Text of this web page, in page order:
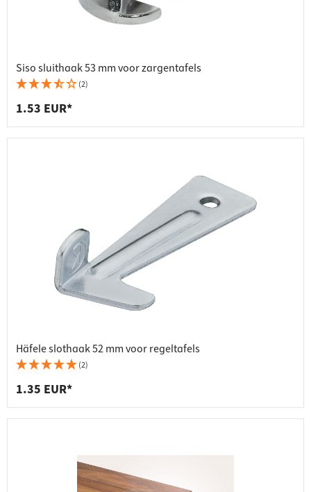
Siso sluithaak 53 mm voor zargentafels
(2)
1.53 EUR*
Häfele slothaak 52 mm voor regeltafels
(2)
1.35 EUR*